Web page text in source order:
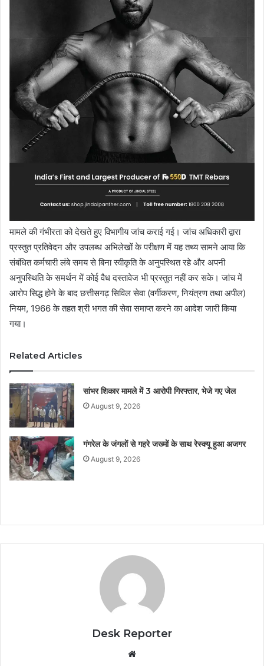
मामले की गंभीरता को देखते हुए विभागीय जांच कराई गई। जांच अधिकारी द्वारा
प्रस्तुत प्रतिवेदन और उपलब्ध अभिलेखों के परीक्षण में यह तथ्य सामने आया कि
संबंधित कर्मचारी लंबे समय से बिना स्वीकृति के अनुपस्थित रहे और अपनी
अनुपस्थिति के समर्थन में कोई वैध दस्तावेज भी प्रस्तुत नहीं कर सके। जांच में
आरोप सिद्ध होने के बाद छत्तीसगढ़ सिविल सेवा (वर्गीकरण, नियंत्रण तथा अपील)
नियम, 1966 के तहत श्री भगत की सेवा समाप्त करने का आदेश जारी किया
गया।
Related Articles
सांभर शिकार मामले में 3 आरोपी गिरफ्तार, भेजे गए जेल
August 9, 2026
गंगरेल के जंगलों से गहरे जख्मों के साथ रेस्क्यू हुआ अजगर
August 9, 2026
Desk Reporter